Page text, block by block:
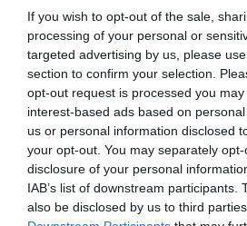
If you wish to opt-out of the sale,
processing of your personal or
targeted advertising by us, please
section to confirm your selection.
opt-out request is processed you
interest-based ads based on
us or personal information disclosed
your opt-out. You may separately
disclosure of your personal
IAB’s list of downstream participants.
also be disclosed by us to third
Ασφαλίζοντας το σπίτι σου
κόπους σου και την οικογένειά σου.